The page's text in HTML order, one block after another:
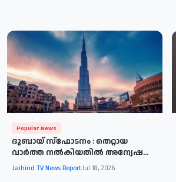
Popular News
ദുബായ് സ്‌ഫോടനം : തെറ്റായ
വാര്‍ത്ത നല്‍കിയതില്‍ അന്വേഷ...
Jaihind TV News ReportJul 18, 2026